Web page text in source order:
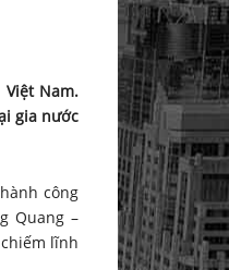
Nam.
gia nước
công
Quang –
lĩnh